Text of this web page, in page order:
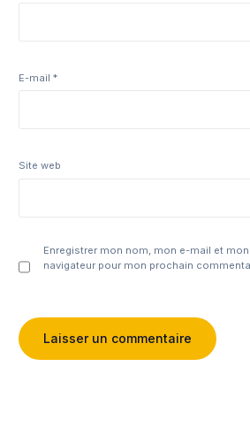
E-mail*
Site web
Enregistrer mon nom, mon e-mail et
navigateur pour mon prochain